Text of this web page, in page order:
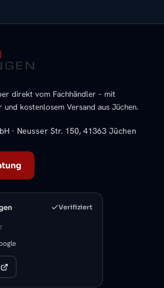
direkt vom Fachhändler – mit
und kostenlosem Versand aus Jüchen.
· Neusser Str. 150, 41363 Jüchen
Verifiziert